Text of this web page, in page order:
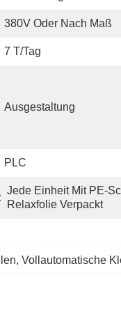
380V Oder Nach Maß
7 T/Tag
Ausgestaltung
PLC
Jede Einheit Mit PE-
Relaxfolie Verpackt
, Vollautomatische